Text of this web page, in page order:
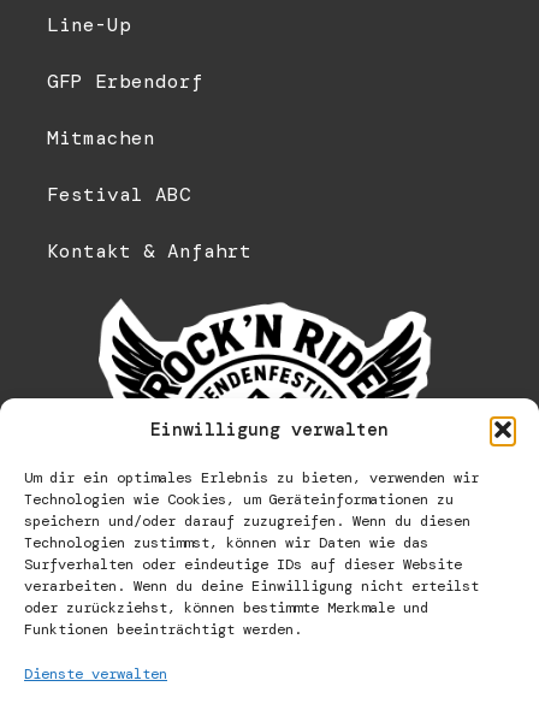
Einwilligung verwalten
Um dir ein optimales Erlebnis zu bieten, verwenden wir
Technologien wie Cookies, um Geräteinformationen zu
speichern und/oder darauf zuzugreifen. Wenn du diesen
Technologien zustimmst, können wir Daten wie das
Surfverhalten oder eindeutige IDs auf dieser Website
verarbeiten. Wenn du deine Einwilligung nicht erteilst
oder zurückziehst, können bestimmte Merkmale und
Funktionen beeinträchtigt werden.
Dienste verwalten
Line-Up
GFP Erbendorf
Mitmachen
Festival ABC
Kontakt & Anfahrt